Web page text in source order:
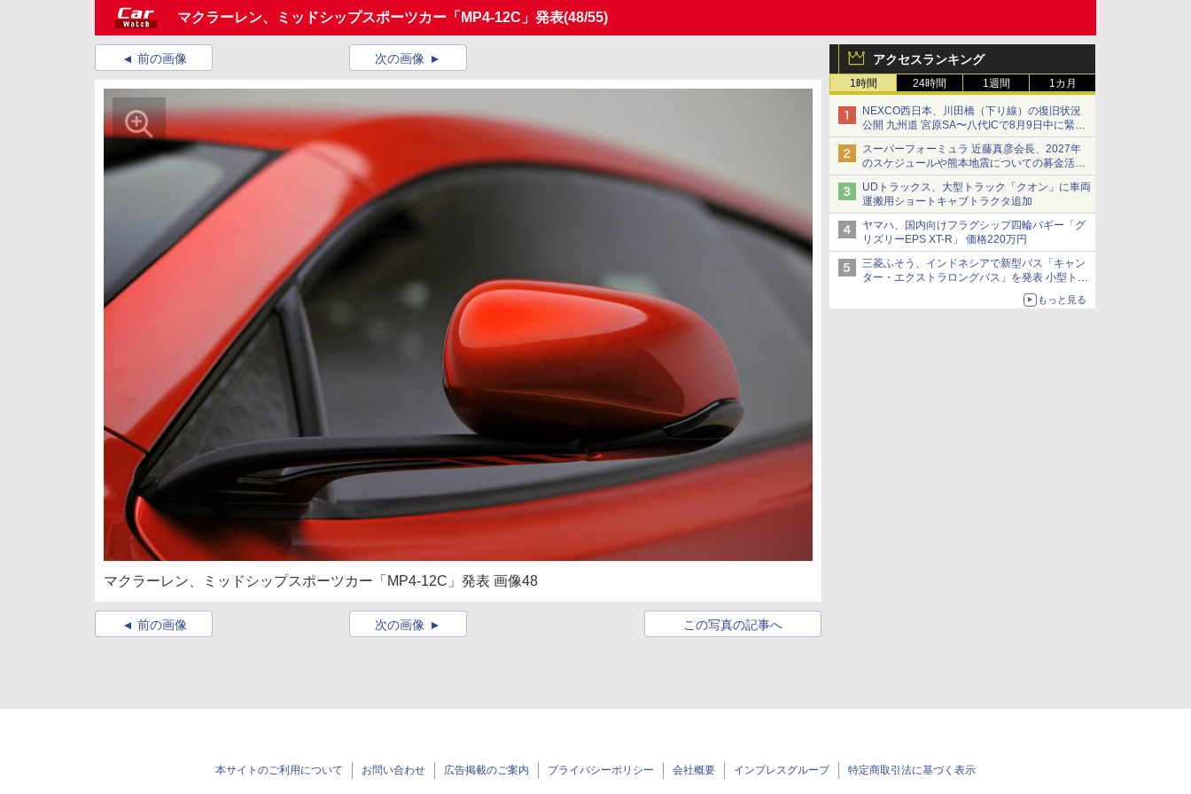
マクラーレン、ミッドシップスポーツカー「MP4-12C」発表(48/55)
アクセスランキング
1時間 24時間 1週間 1カ月
NEXCO西日本、川田橋（下り線）の復旧状況
公開 九州道 宮原SA〜八代ICで8月9日中に緊急
車両を通行可能に
スーパーフォーミュラ 近藤真彦会長、2027年
のスケジュールや熊本地震についての募金活動
を紹介
UDトラックス、大型トラック「クオン」に車両
運搬用ショートキャブトラクタ追加
ヤマハ、国内向けフラグシップ四輪バギー「グ
リズリーEPS XT-R」 価格220万円
三菱ふそう、インドネシアで新型バス「キャン
ター・エクストラロングバス」を発表 小型トラ
ックベースの観光・旅客輸送向けバス
もっと見る
前の画像 次の画像
マクラーレン、ミッドシップスポーツカー「MP4-12C」発表 画像48
前の画像 この写真の記事へ
次の画像
本サイトのご利用について お問い合わせ 広告掲載のご案内 プライバシーポリシー 会社概要 インプレスグループ 特定商取引法に基づく表示